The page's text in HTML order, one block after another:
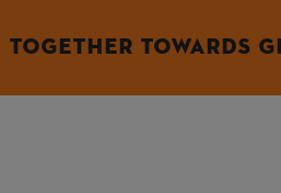
TOGETHER TOWARDS